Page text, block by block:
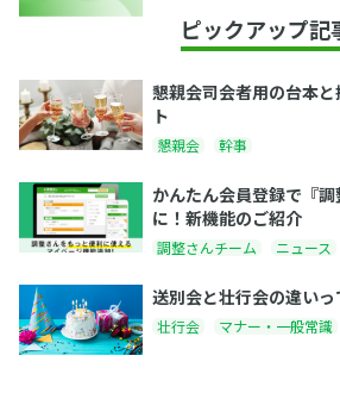
ピックアップ記
懇親会司会者用の台本
ト
懇親会 幹事
かんたん会員登録で『
に！新機能のご紹介
調整さんチーム ニュース
送別会と壮行会の違いっ
壮行会 マナー・一般常識